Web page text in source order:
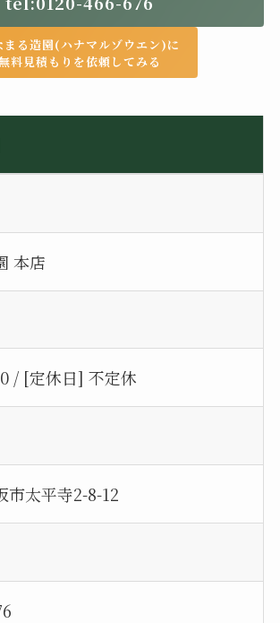
まる造園(ハナマルゾウエン)に
料見積もりを依頼してみる
本店
/ [定休日] 不定休
市太平寺2-8-12